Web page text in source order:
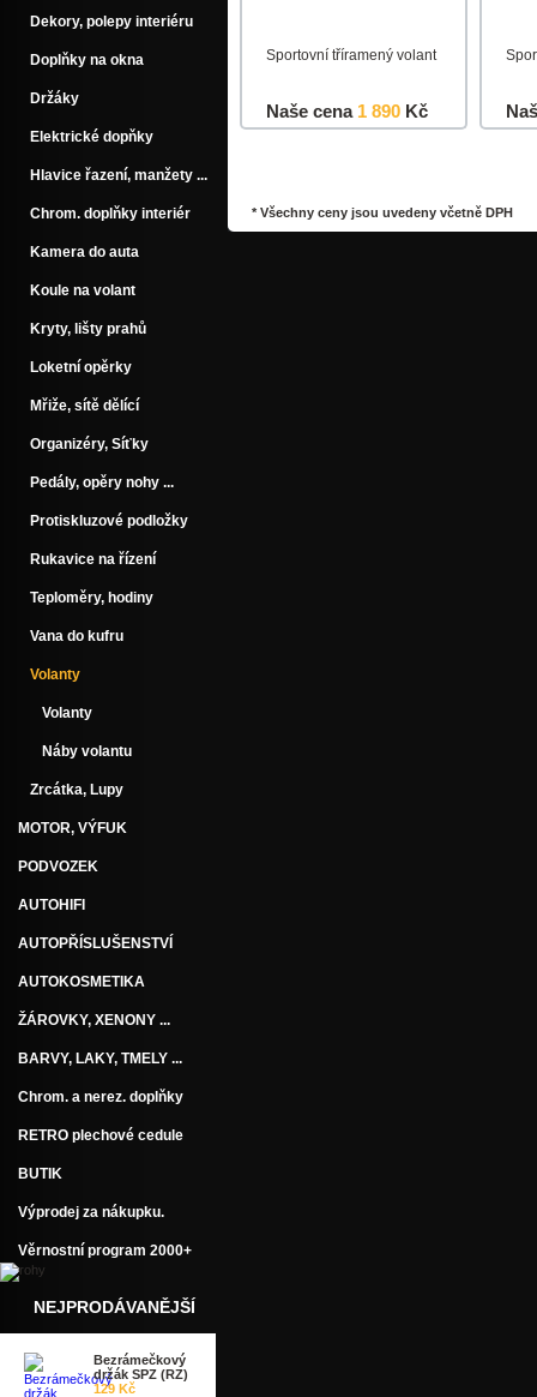
Sportovní tříramený volant
Naše cena1 890 Kč
* Všechny ceny jsou uvedeny včetně DPH
Dekory, polepy interiéru
Doplňky na okna
Držáky
Elektrické dopňky
Hlavice řazení, manžety ...
Chrom. doplňky interiér
Kamera do auta
Koule na volant
Kryty, lišty prahů
Loketní opěrky
Mřiže, sítě dělící
Organizéry, Síťky
Pedály, opěry nohy ...
Protiskluzové podložky
Rukavice na řízení
Teploměry, hodiny
Vana do kufru
Volanty
Volanty
Náby volantu
Zrcátka, Lupy
MOTOR, VÝFUK
PODVOZEK
AUTOHIFI
AUTOPŘÍSLUŠENSTVÍ
AUTOKOSMETIKA
ŽÁROVKY, XENONY ...
BARVY, LAKY, TMELY ...
Chrom. a nerez. doplňky
RETRO plechové cedule
BUTIK
Výprodej za nákupku.
Věrnostní program 2000+
NEJPRODÁVANĚJŠÍ
Bezrámečkový
držák SPZ (RZ)
129 Kč